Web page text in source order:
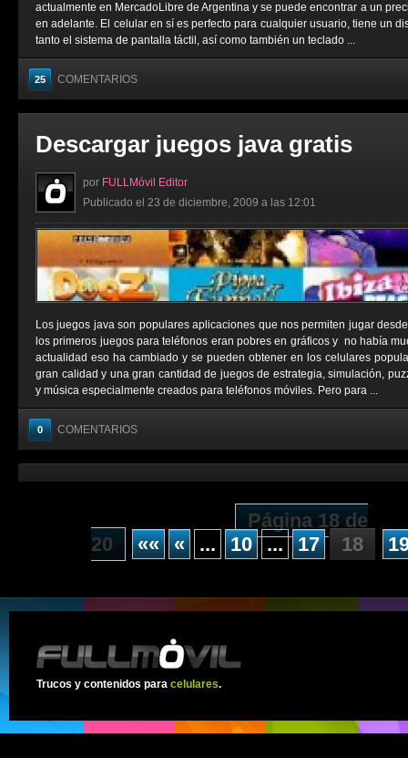
actualmente en MercadoLibre de Argentina y se puede encontrar a un
en adelante. El celular en sí es perfecto para cualquier usuario, tiene un
tanto el sistema de pantalla táctil, así como también un teclado ...
25 COMENTARIOS
Descargar juegos java gratis
por FULLMóvil Editor
Publicado el 23 de diciembre, 2009 a las 12:01
Los juegos java son populares aplicaciones que nos permiten jugar
los primeros juegos para teléfonos eran pobres en gráficos y no había
actualidad eso ha cambiado y se pueden obtener en los celulares
gran calidad y una gran cantidad de juegos de estrategia, simulación,
y música especialmente creados para teléfonos móviles. Pero para ...
0 COMENTARIOS
Página 18 de
20
«« « ... 10 ... 17 18
Trucos y contenidos para celulares.